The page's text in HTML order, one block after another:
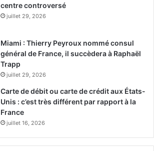
centre controversé
juillet 29, 2026
Miami : Thierry Peyroux nommé consul
général de France, il succèdera à Raphaël
Trapp
juillet 29, 2026
Carte de débit ou carte de crédit aux États-
Unis : c’est très différent par rapport à la
France
juillet 16, 2026